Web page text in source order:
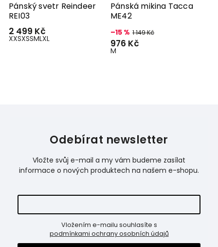
Pánský svetr Reindeer
REI03
2 499 Kč
XXSXSSMLXL
Pánská mikina Tacca
ME42
–15 % 1 149 Kč
976 Kč
M
Odebírat newsletter
Vložte svůj e-mail a my vám budeme zasílat
informace o nových produktech na našem e-shopu.
podmínkami ochrany osobních údajů